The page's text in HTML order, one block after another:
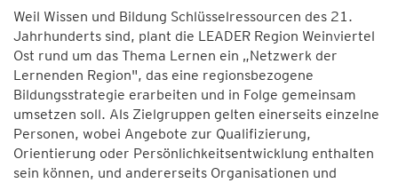
Weil Wissen und Bildung Schlüsselressourcen des 21.
Jahrhunderts sind, plant die LEADER Region Weinviertel
Ost rund um das Thema Lernen ein „Netzwerk der
Lernenden Region", das eine regionsbezogene
Bildungsstrategie erarbeiten und in Folge gemeinsam
umsetzen soll. Als Zielgruppen gelten einerseits einzelne
Personen, wobei Angebote zur Qualifizierung,
Orientierung oder Persönlichkeitsentwicklung enthalten
sein können, und andererseits Organisationen und